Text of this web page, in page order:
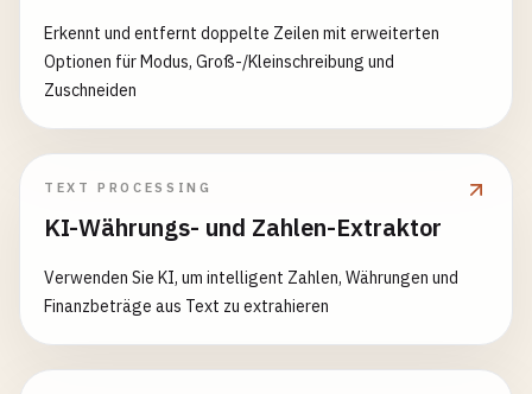
Erkennt und entfernt doppelte Zeilen mit erweiterten
Optionen für Modus, Groß-/Kleinschreibung und
Zuschneiden
TEXT PROCESSING
KI-Währungs- und Zahlen-Extraktor
Verwenden Sie KI, um intelligent Zahlen, Währungen und
Finanzbeträge aus Text zu extrahieren